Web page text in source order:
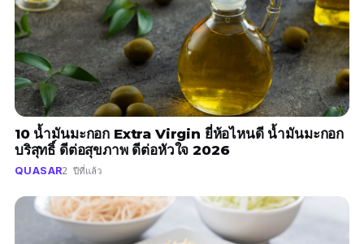
10 น้ำมันมะกอก Extra Virgin ยี่ห้อไหนดี น้ำมันมะกอก
บริสุทธิ์ ดีต่อสุขภาพ ดีต่อหัวใจ 2026
QUASAR2 ปีที่แล้ว